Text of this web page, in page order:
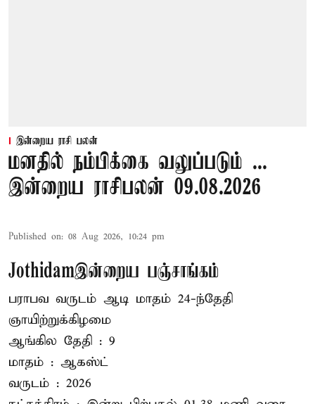
இன்றைய ராசி பலன்
மனதில் நம்பிக்கை வலுப்படும் ...
இன்றைய ராசிபலன் 09.08.2026
Published on: 08 Aug 2026, 10:24 pm
Jothidamஇன்றைய பஞ்சாங்கம்
பராபவ வருடம் ஆடி மாதம் 24-ந்தேதி
ஞாயிற்றுக்கிழமை
ஆங்கில தேதி : 9
மாதம் : ஆகஸ்ட்
வருடம் : 2026